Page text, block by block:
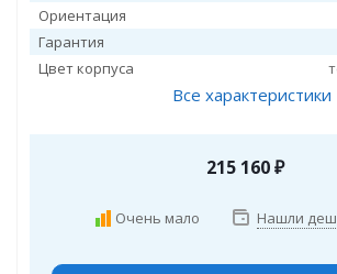
Ориентация
Гарантия
Цвет корпуса
Все характеристики
215 160₽
Очень мало Нашли